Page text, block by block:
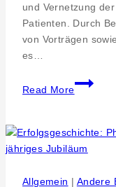
Mai
und Vernetzung
Patienten. Durch
von Vorträgen
es…
Read More
Daniel
Eppler
Vorstand
im
Allgemein | Andere